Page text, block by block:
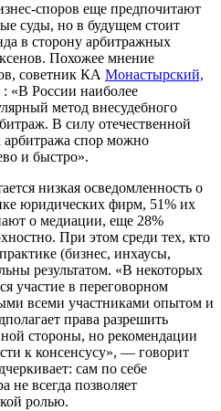
споров еще предпочитают
суды, но в будущем стоит
в сторону арбитражных
Похожее мнение
советник КА Монастырский,
: «В России наиболее
метод внесудебного
В силу отечественной
арбитража спор можно
и быстро».
низкая осведомленность о
юридических фирм, 51% их
о медиации, еще 28%
При этом среди тех, кто
(бизнес, инхаусы,
результатом. «В некоторых
участие в переговорном
всеми участниками опытом и
права разрешить
стороны, но рекомендации
к консенсусу», — говорит
сам по себе
не всегда позволяет
ролью.